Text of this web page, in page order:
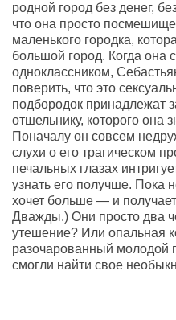
родной город без денег,
что она просто
маленького городка,
большой город. Когда она
одноклассником,
поверить, что это
подбородок принадлежат
отшельнику, которого она
Поначалу он совсем
слухи о его трагическом
печальных глазах
узнать его получше. Пока
хочет больше — и
Дважды.) Они просто два
утешение? Или опальная
разочарованный молодой
смогли найти свое